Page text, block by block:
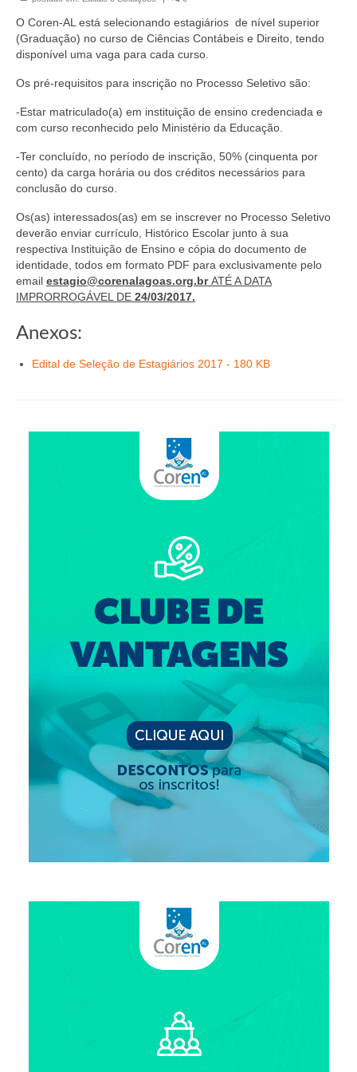
Conselheiros e Diretoria
Governança
Transparência e Prestação de Contas
Eleições Triênio 2027-2029
Eleições 2023
Eleições Anteriores
Agenda do presidente
Editais e licitação
Responsabilidade Técnica
Desagravo Público
Processos Éticos
Suspensão do Exercício Profissional
Para Você
Procedimento para registro
Clube de Vantagens
O Coren-AL está selecionando estagiários de nível superior
(Graduação) no curso de Ciências Contábeis e Direito, tendo
disponível uma vaga para cada curso.
Os pré-requisitos para inscrição no Processo Seletivo são:
-Estar matriculado(a) em instituição de ensino credenciada e
com curso reconhecido pelo Ministério da Educação.
-Ter concluído, no período de inscrição, 50% (cinquenta por
cento) da carga horária ou dos créditos necessários para
conclusão do curso.
Os(as) interessados(as) em se inscrever no Processo Seletivo
deverão enviar currículo, Histórico Escolar junto à sua
respectiva Instituição de Ensino e cópia do documento de
identidade, todos em formato PDF para exclusivamente pelo
email estagio@corenalagoas.org.brATÉ A DATA
IMPRORROGÁVEL DE 24/03/2017.
Anexos:
Edital de Seleção de Estagiários 2017 - 180 KB